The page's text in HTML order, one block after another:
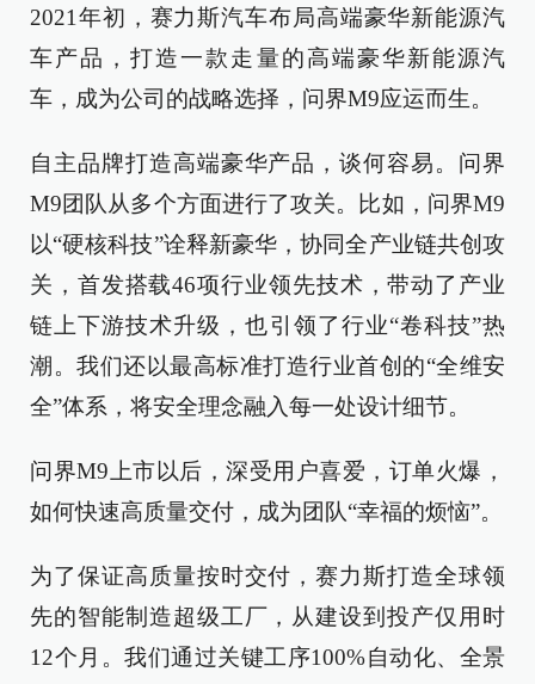
2021年初，赛力斯汽车布局高端豪华新能源汽
车产品，打造一款走量的高端豪华新能源汽
车，成为公司的战略选择，问界M9应运而生。
自主品牌打造高端豪华产品，谈何容易。问界
M9团队从多个方面进行了攻关。比如，问界M9
以“硬核科技”诠释新豪华，协同全产业链共创攻
关，首发搭载46项行业领先技术，带动了产业
链上下游技术升级，也引领了行业“卷科技”热
潮。我们还以最高标准打造行业首创的“全维安
全”体系，将安全理念融入每一处设计细节。
问界M9上市以后，深受用户喜爱，订单火爆，
如何快速高质量交付，成为团队“幸福的烦恼”。
为了保证高质量按时交付，赛力斯打造全球领
先的智能制造超级工厂，从建设到投产仅用时
12个月。我们通过关键工序100%自动化、全景